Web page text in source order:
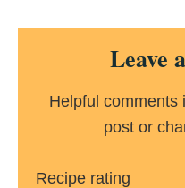
Reader
Interactions
Leave
Helpful comments
post or
Recipe rating